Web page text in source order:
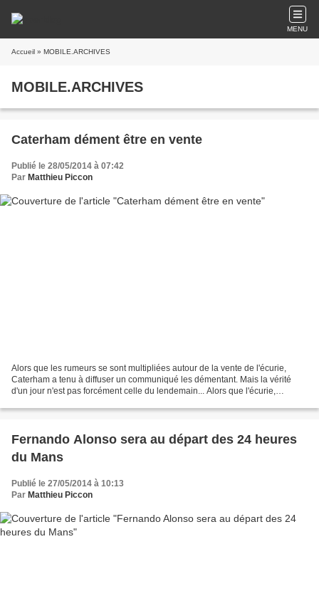
MENU
Accueil » MOBILE.ARCHIVES
MOBILE.ARCHIVES
Caterham dément être en vente
Publié le 28/05/2014 à 07:42
Par Matthieu Piccon
Alors que les rumeurs se sont multipliées autour de la vente de l'écurie,
Caterham a tenu à diffuser un communiqué les démentant. Mais la vérité
d'un jour n'est pas forcément celle du lendemain... Alors que l'écurie,
Fernando Alonso sera au départ des 24 heures
du Mans
Publié le 27/05/2014 à 10:13
Par Matthieu Piccon